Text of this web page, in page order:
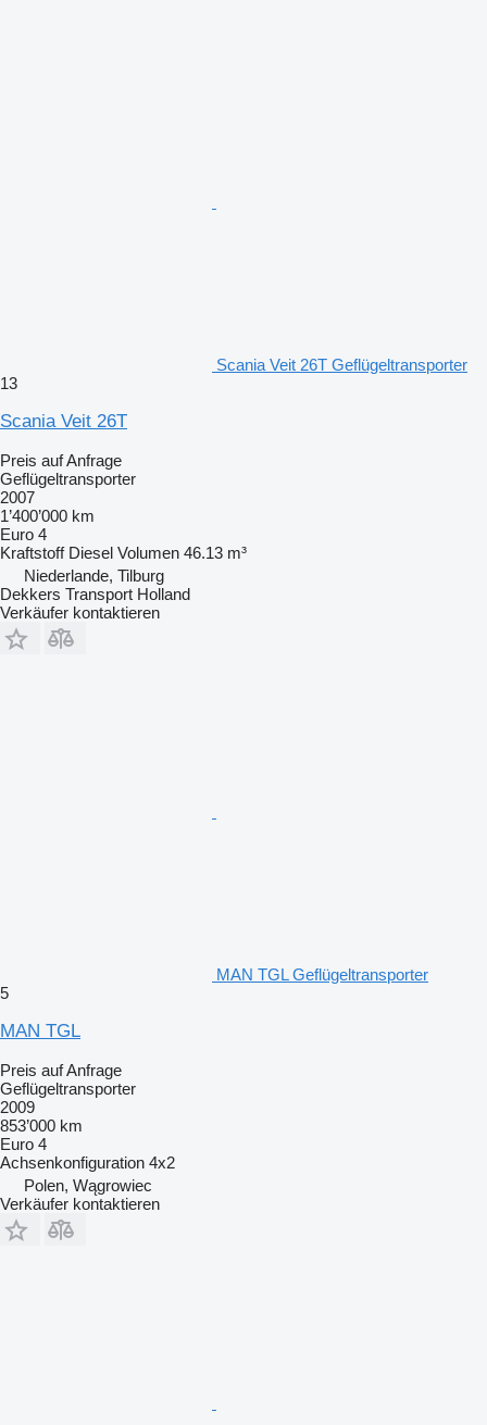
Scania Veit 26T Geflügeltransporter
13
Scania Veit 26T
Preis auf Anfrage
Geflügeltransporter
2007
1’400’000 km
Euro 4
Kraftstoff Diesel Volumen 46.13 m³
Niederlande, Tilburg
Dekkers Transport Holland
Verkäufer kontaktieren
MAN TGL Geflügeltransporter
5
MAN TGL
Preis auf Anfrage
Geflügeltransporter
2009
853’000 km
Euro 4
Achsenkonfiguration 4x2
Polen, Wągrowiec
Verkäufer kontaktieren